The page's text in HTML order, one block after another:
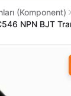
(Komponent)
NPN BJT